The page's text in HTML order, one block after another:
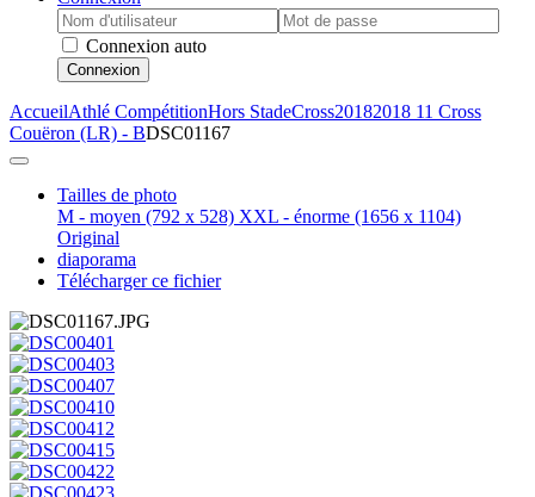
Connexion auto
Connexion
AccueilAthlé CompétitionHors StadeCross20182018 11 Cross
Couëron (LR) - BDSC01167
Tailles de photo
M - moyen (792 x 528) XXL - énorme (1656 x 1104)
Original
diaporama
Télécharger ce fichier